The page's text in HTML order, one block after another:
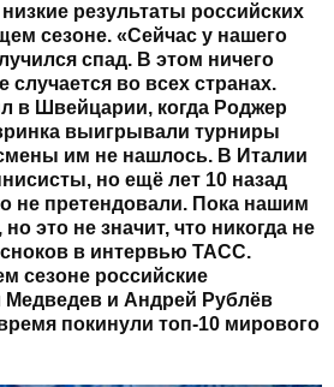
результаты российских
сезоне. «Сейчас у нашего
спад. В этом ничего
случается во всех странах.
в Швейцарии, когда Роджер
выигрывали турниры
им не нашлось. В Италии
но ещё лет 10 назад
не претендовали. Пока нашим
это не значит, что никогда не
в интервью ТАСС.
сезоне российские
и Андрей Рублёв
покинули топ-10 мирового